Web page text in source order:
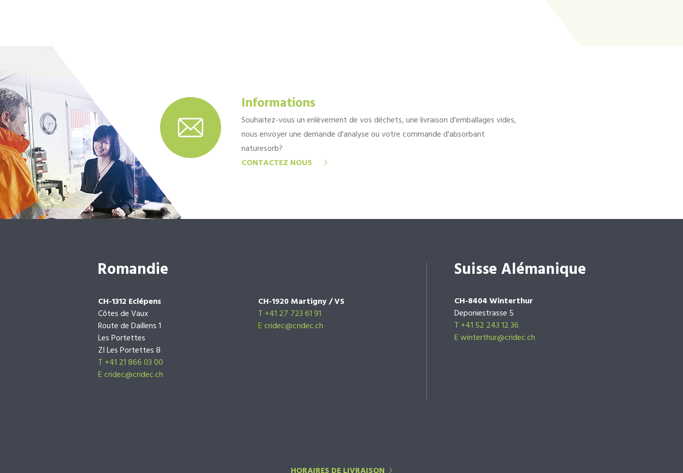
Informations
Souhaitez-vous un enlèvement de vos déchets, une livraison d'emballages vides,
nous envoyer une demande d'analyse ou votre commande d'absorbant
naturesorb?
CONTACTEZ NOUS
Romandie
CH-1312 Eclépens
Côtes de Vaux
Route de Daillens 1
Les Portettes
ZI Les Portettes 8
T +41 21 866 03 00
Ecridec@cridec.ch
CH-1920 Martigny / VS
T +41 27 723 61 91
Ecridec@cridec.ch
Suisse Alémanique
CH-8404 Winterthur
Deponiestrasse 5
T +41 52 243 12 36
E winterthur@cridec.ch